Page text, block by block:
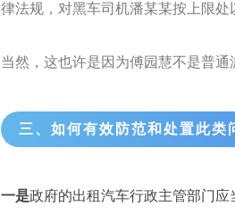
律法规，对黑车司机潘某某按上限处
当然，这也许是因为傅园慧不是普通
三、如何有效防范和处置此类
一是政府的出租汽车行政主管部门